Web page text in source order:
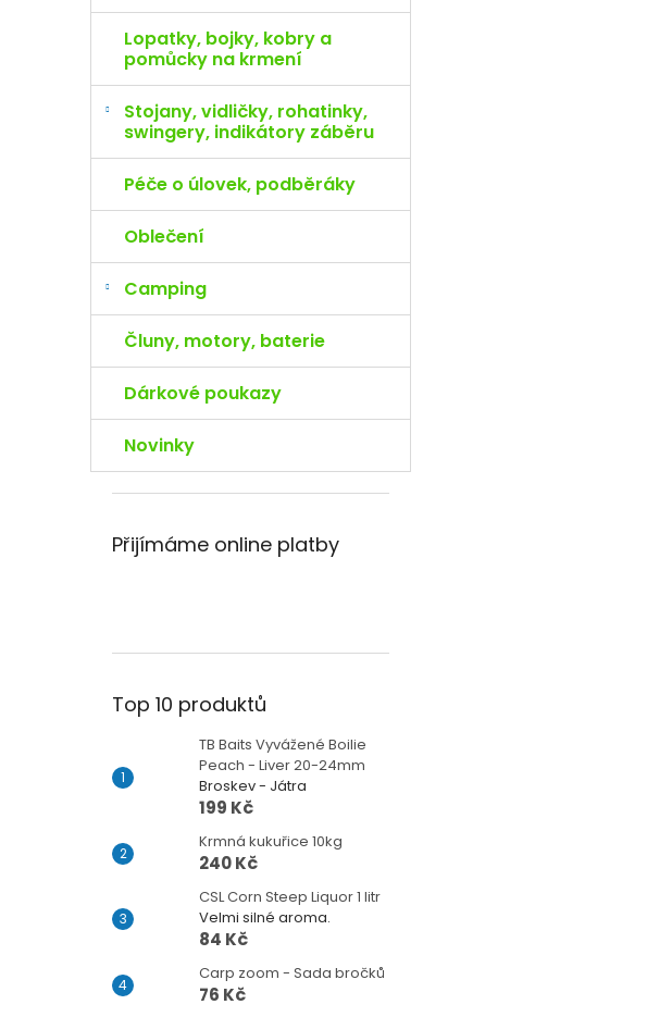
Lopatky, bojky, kobry a
pomůcky na krmení
Stojany, vidličky, rohatinky,
swingery, indikátory záběru
Péče o úlovek, podběráky
Oblečení
Camping
Čluny, motory, baterie
Dárkové poukazy
Novinky
Přijímáme online platby
Top 10 produktů
TB Baits Vyvážené Boilie
Peach - Liver 20-24mm
Broskev - Játra
199 Kč
Krmná kukuřice 10kg
240 Kč
CSL Corn Steep Liquor 1 litr
Velmi silné aroma.
84 Kč
Carp zoom - Sada bročků
76 Kč